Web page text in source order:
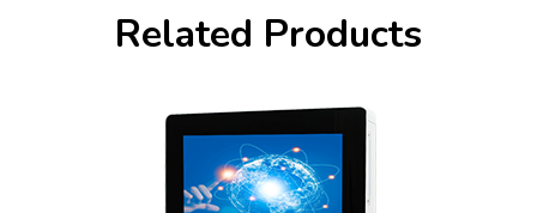
Related Products